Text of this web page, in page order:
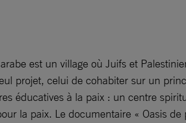
est un village où Juifs et
projet, celui de cohabiter sur un
éducatives à la paix : un centre
la paix. Le documentaire « Oasis de